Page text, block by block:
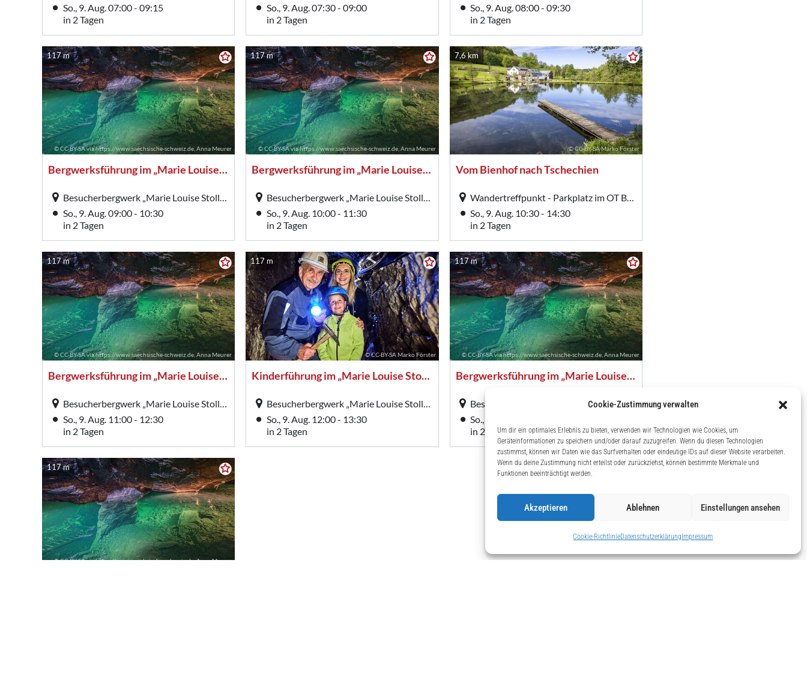
Cookie-Zustimmung verwalten
Um dir ein optimales Erlebnis zu bieten, verwenden wir Technologien wie Cookies, um
Geräteinformationen zu speichern und/oder darauf zuzugreifen. Wenn du diesen Technologien
zustimmst, können wir Daten wie das Surfverhalten oder eindeutige IDs auf dieser Website verarbeiten.
Wenn du deine Zustimmung nicht erteilst oder zurückziehst, können bestimmte Merkmale und
Funktionen beeinträchtigt werden.
Akzeptieren Ablehnen Einstellungen ansehen
Cookie-RichtlinieDatenschutzerklärung Impressum